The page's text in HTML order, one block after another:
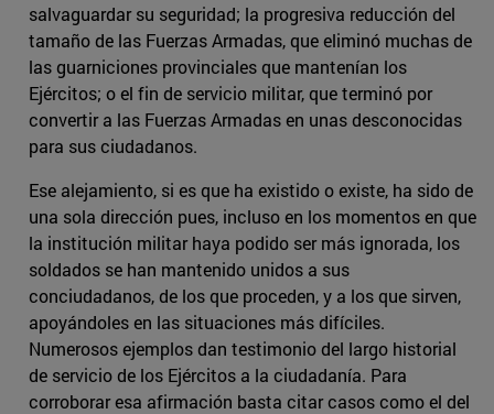
salvaguardar su seguridad; la progresiva reducción del
tamaño de las Fuerzas Armadas, que eliminó muchas de
las guarniciones provinciales que mantenían los
Ejércitos; o el fin de servicio militar, que terminó por
convertir a las Fuerzas Armadas en unas desconocidas
para sus ciudadanos.
Ese alejamiento, si es que ha existido o existe, ha sido de
una sola dirección pues, incluso en los momentos en que
la institución militar haya podido ser más ignorada, los
soldados se han mantenido unidos a sus
conciudadanos, de los que proceden, y a los que sirven,
apoyándoles en las situaciones más difíciles.
Numerosos ejemplos dan testimonio del largo historial
de servicio de los Ejércitos a la ciudadanía. Para
corroborar esa afirmación basta citar casos como el del